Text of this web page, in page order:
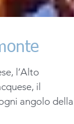
l’Alto
il